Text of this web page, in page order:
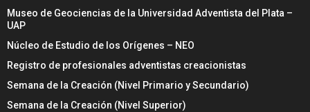
Museo de Geociencias de la Universidad Adventista del Plata –
UAP
Núcleo de Estudio de los Orígenes – NEO
Registro de profesionales adventistas creacionistas
Semana de la Creación (Nivel Primario y Secundario)
Semana de la Creación (Nivel Superior)